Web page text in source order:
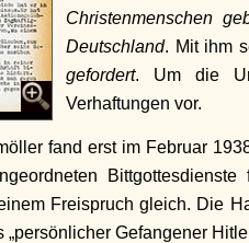
Christenmenschen
Deutschland. Mit ihm
gefordert. Um die
Verhaftungen vor.
fand erst im Februar
Freispruch gleich. Die
Gefangener